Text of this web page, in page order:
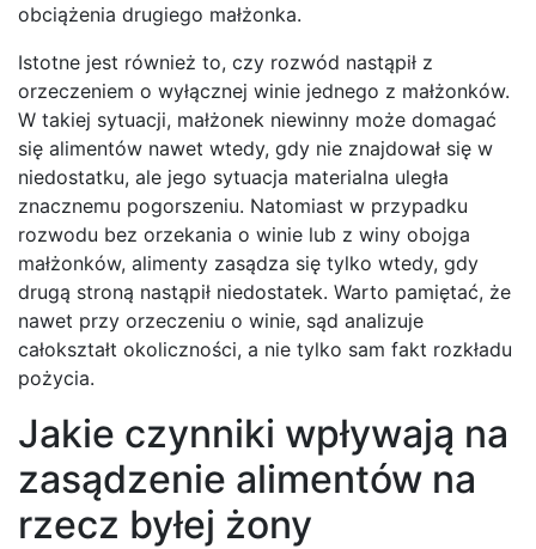
obciążenia drugiego małżonka.
Istotne jest również to, czy rozwód nastąpił z
orzeczeniem o wyłącznej winie jednego z małżonków.
W takiej sytuacji, małżonek niewinny może domagać
się alimentów nawet wtedy, gdy nie znajdował się w
niedostatku, ale jego sytuacja materialna uległa
znacznemu pogorszeniu. Natomiast w przypadku
rozwodu bez orzekania o winie lub z winy obojga
małżonków, alimenty zasądza się tylko wtedy, gdy
drugą stroną nastąpił niedostatek. Warto pamiętać, że
nawet przy orzeczeniu o winie, sąd analizuje
całokształt okoliczności, a nie tylko sam fakt rozkładu
pożycia.
Jakie czynniki wpływają na
zasądzenie alimentów na
rzecz byłej żony